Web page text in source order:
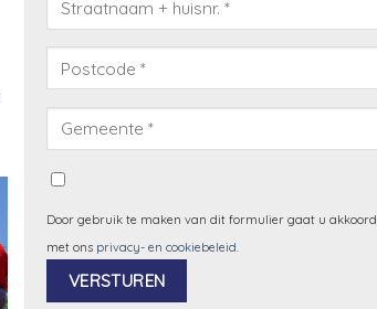
Door gebruik te maken van dit formulier gaat u akkoord
met ons privacy- en cookiebeleid.